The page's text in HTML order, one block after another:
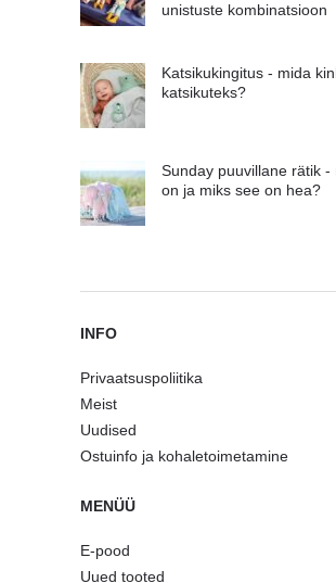
unistuste kombinatsioon
Katsikukingitus - mida
katsikuteks?
Sunday puuvillane rätik -
on ja miks see on hea?
INFO
Privaatsuspoliitika
Meist
Uudised
Ostuinfo ja kohaletoimetamine
MENÜÜ
E-pood
Uued tooted